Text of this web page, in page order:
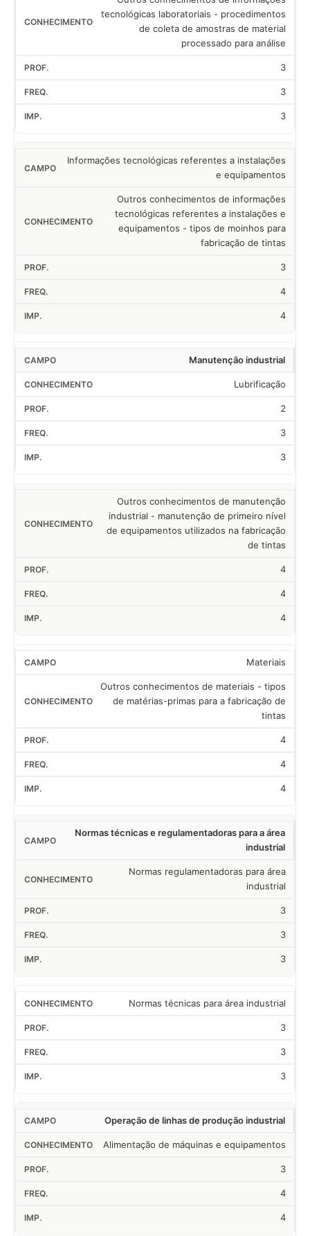
tecnológicas laboratoriais - procedimentos
de coleta de amostras de material
processado para análise
3
3
3
Informações tecnológicas referentes a instalações
e equipamentos
Outros conhecimentos de informações
tecnológicas referentes a instalações e
equipamentos - tipos de moinhos para
fabricação de tintas
3
4
4
Manutenção industrial
Lubrificação
2
3
3
Outros conhecimentos de manutenção
industrial - manutenção de primeiro nível
de equipamentos utilizados na fabricação
de tintas
4
4
4
Materiais
Outros conhecimentos de materiais - tipos
de matérias-primas para a fabricação de
tintas
4
4
4
Normas técnicas e regulamentadoras para a área
industrial
Normas regulamentadoras para área
industrial
3
3
3
Normas técnicas para área industrial
3
3
3
Operação de linhas de produção industrial
Alimentação de máquinas e equipamentos
3
4
4